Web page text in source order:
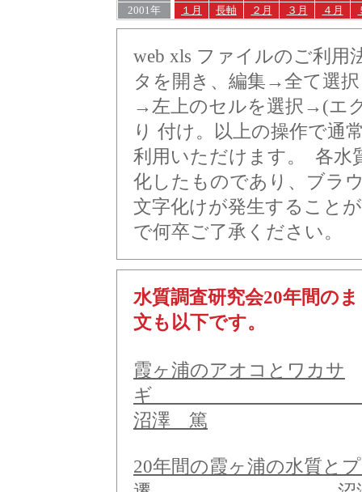
2001年
１月 長軸 ２月 ３月 ４月
web xls ファイルのご利用
タを開き、編集→全て選
→左上のセルを選択→(エ
り 付け。以上の操作で通
利用いただけます。 各水
化したものであり、ブラ
文字化けが発生すること
で何卒ご了承ください。
水質調査研究会20年間の
文も以下です。
霞ヶ浦のアオコとワカサ
沼澤 篤
20年間の霞ヶ浦の水質と